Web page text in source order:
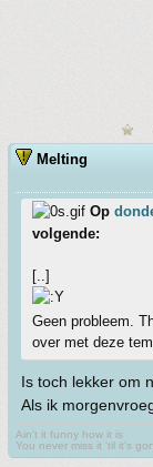
Melting
Op
volgende:
[..]
Geen probleem.
over met deze
Is toch lekker om
Als ik
Ain't it funny how it is
You never miss it 'til it's